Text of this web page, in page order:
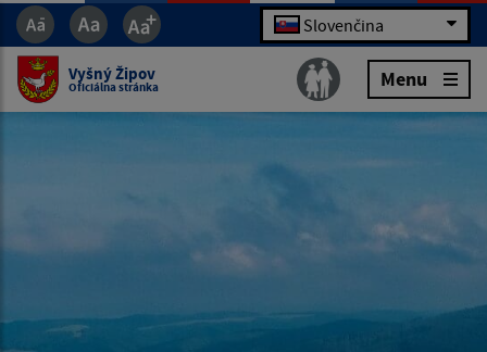
Slovenčina
Vyšný Žipov
Oficiálna stránka Menu